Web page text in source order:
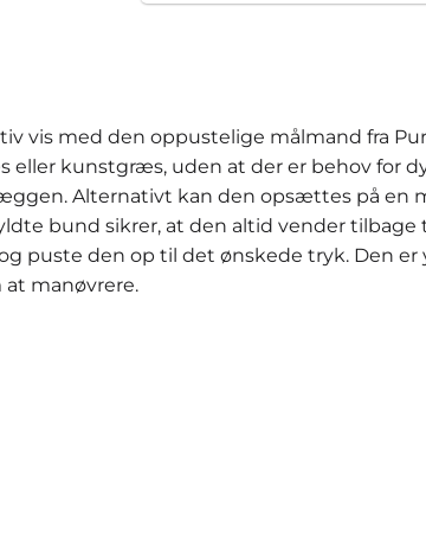
vis med den oppustelige målmand fra
kunstgræs, uden at der er behov for
Alternativt kan den opsættes på en
bund sikrer, at den altid vender tilbage
puste den op til det ønskede tryk. Den
manøvrere.